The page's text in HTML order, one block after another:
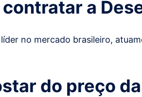
a
no mercado brasileiro,
do preço